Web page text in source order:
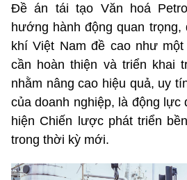
Đề án tái tạo Văn hoá
hướng hành động quan
khí Việt Nam đề cao như
cần hoàn thiện và triển khai
nhằm nâng cao hiệu quả, uy
của doanh nghiệp, là động
hiện Chiến lược phát triển
trong thời kỳ mới.